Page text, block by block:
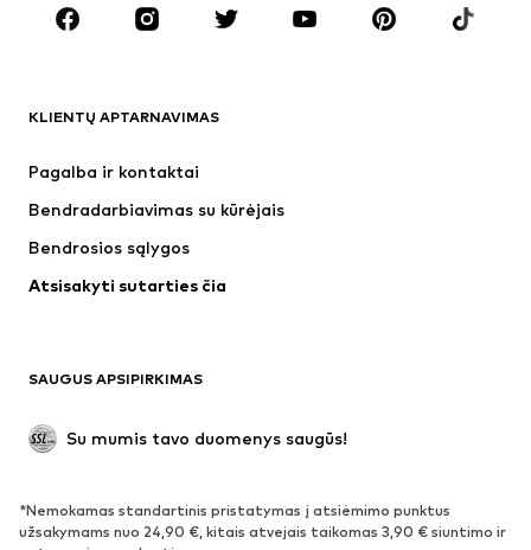
Aksesuarai
Premium
Naujienos
Apatiniai
Paltai
Proginiai
Išskirtiniai
BATAI
KLIENTŲ APTARNAVIMAS
Pagalba ir kontaktai
Bendradarbiavimas su kūrėjais
Bendrosios sąlygos
Atsisakyti sutarties čia
SAUGUS APSIPIRKIMAS
Su mumis tavo duomenys saugūs!
*Nemokamas standartinis pristatymas į atsiėmimo punktus
užsakymams nuo 24,90 €, kitais atvejais taikomas 3,90 € siuntimo ir